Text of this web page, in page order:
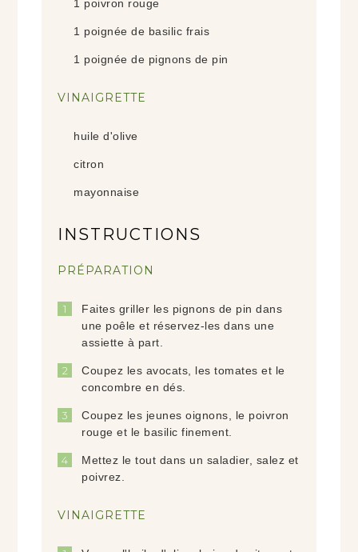
1 poivron rouge
1 poignée de basilic frais
1 poignée de pignons de pin
VINAIGRETTE
huile d'olive
citron
mayonnaise
INSTRUCTIONS
PRÉPARATION
Faites griller les pignons de pin dans
une poêle et réservez-les dans une
assiette à part.
Coupez les avocats, les tomates et le
concombre en dés.
Coupez les jeunes oignons, le poivron
rouge et le basilic finement.
Mettez le tout dans un saladier, salez et
poivrez.
VINAIGRETTE